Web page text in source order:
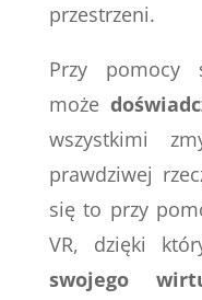
przestrzeni.
Przy pomocy
może
wszystkimi
prawdziwej
się to przy
VR, dzięki
swojego